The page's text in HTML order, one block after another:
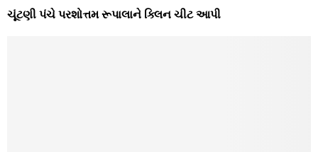
ચૂંટણી પંચે પરશોત્તમ રૂપાલાને ક્‍લિન ચીટ આપી